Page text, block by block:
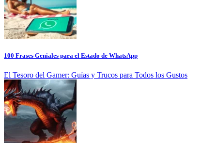
100 Frases Geniales para el Estado de WhatsApp
El Tesoro del Gamer: Guías y Trucos para Todos los Gustos